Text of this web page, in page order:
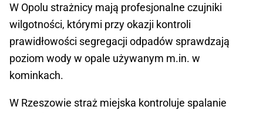
W Opolu strażnicy mają profesjonalne czujniki
wilgotności, którymi przy okazji kontroli
prawidłowości segregacji odpadów sprawdzają
poziom wody w opale używanym m.in. w
kominkach.
W Rzeszowie straż miejska kontroluje spalanie